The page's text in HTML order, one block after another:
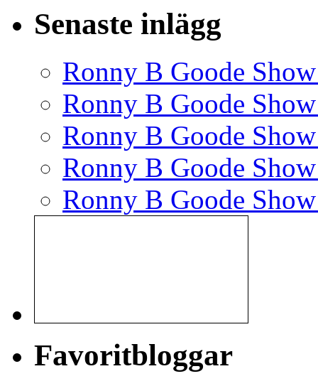
Senaste inlägg
Ronny B Goode
Ronny B Goode
Ronny B Goode
Ronny B Goode
Ronny B Goode
Favoritbloggar